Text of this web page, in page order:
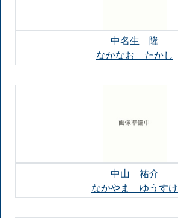
中名生 隆
なかなお たかし
中山 祐介
なかやま ゆうすけ